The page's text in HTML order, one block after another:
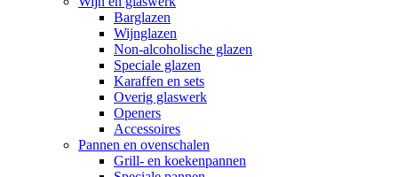
Barglazen
Wijnglazen
Non-alcoholische glazen
Speciale glazen
Karaffen en sets
Overig glaswerk
Openers
Accessoires
Pannen en ovenschalen
Grill- en koekenpannen